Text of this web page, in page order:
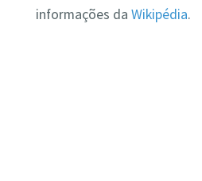
informações da Wikipédia.